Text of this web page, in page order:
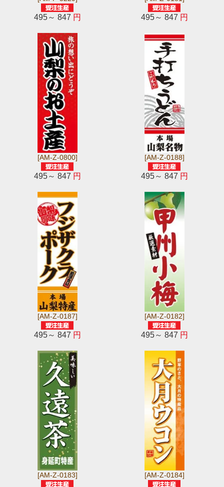
495～ 847 円 495～ 847 円
[AM-Z-0800]
495～ 847 円
[AM-Z-0188]
495～ 847 円
[AM-Z-0187]
495～ 847 円
[AM-Z-0182]
495～ 847 円
[AM-Z-0183] [AM-Z-0184]